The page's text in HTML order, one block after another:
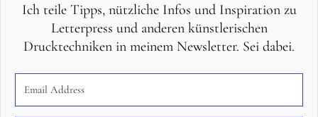
Ich teile Tipps, nützliche Infos und Inspiration zu
Letterpress und anderen künstlerischen
Drucktechniken in meinem Newsletter. Sei dabei.